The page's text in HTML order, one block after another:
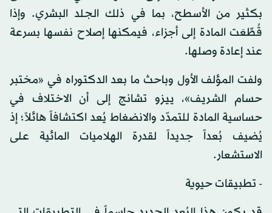
بكثير من الأسطح، بما في ذلك الجلد البشري. وإذا
قُطِّعَت المادة إلى أجزاء، فيمكنها إصلاح نفسها بسرعة
عند إعادة وصلها.
ولفت المؤلف الأول وباحث ما بعد الدكتوراه في «مختبر
حسام الشريف»، ييزو تشانج إلى أن الاختلاف في
حساسية المادة للتمدّد والانضغاط يُعد اكتشافاً هائلاً؛ إذ
يُضيف بُعداً جديداً لقدرة الهلاميات المائية على
الاستشعار.
- تطبيقات حيوية